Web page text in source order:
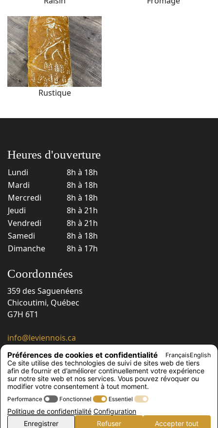
Rustique
Heures d'ouverture
Lundi
8h à 18h
Mardi
8h à 18h
Mercredi
8h à 18h
Jeudi
8h à 21h
Vendredi
8h à 21h
Samedi
8h à 18h
Dimanche
8h à 17h
Coordonnées
359 des Saguenéens
Chicoutimi, Québec
G7H 6T1
info@leviennois.ca
418 543-6663
418 543-6230
Suivez-nous !
© Le Viennois, 2026
Préférences de cookies et confidentialité FrançaisEnglish
Ce site utilise des technologies de suivi de sites web de tiers
afin de fournir et d’améliorer continuellement votre expérience
sur notre site web et nos services. Vous pouvez révoquer ou
modifier votre consentement à tout moment.
Performance Fonctionnel Essentiel
Politique de confidentialité Configuration
Enregistrer
Refuser Accepter tout